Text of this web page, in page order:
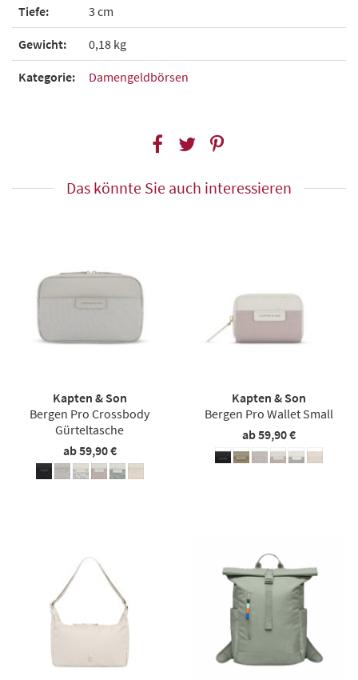
Tiefe: 3 cm
Gewicht: 0,18 kg
Kategorie: Damengeldbörsen
Das könnte Sie auch interessieren
Kapten & Son
Bergen Pro Crossbody
Gürteltasche
ab 59,90 €
Kapten & Son
Bergen Pro Wallet Small
ab 59,90 €